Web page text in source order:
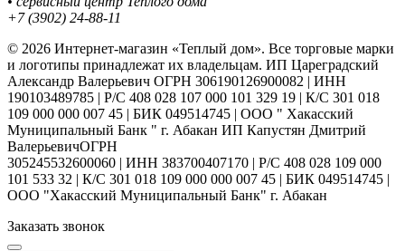
+7 (3902) 24-88-11
© 2026 Интернет-магазин «Теплый дом». Все торговые марки
и логотипы принадлежат их владельцам. ИП Цареградский
Александр Валерьевич ОГРН 306190126900082 | ИНН
190103489785 | Р/С 408 028 107 000 101 329 19 | К/С 301 018
109 000 000 007 45 | БИК 049514745 | ООО " Хакасский
Муниципальный Банк " г. Абакан ИП Капустян Дмитрий
ВалерьевичОГРН
305245532600060 | ИНН 383700407170 | Р/С 408 028 109 000
101 533 32 | К/С 301 018 109 000 000 007 45 | БИК 049514745 |
ООО "Хакасский Муниципальный Банк" г. Абакан
Заказать звонок